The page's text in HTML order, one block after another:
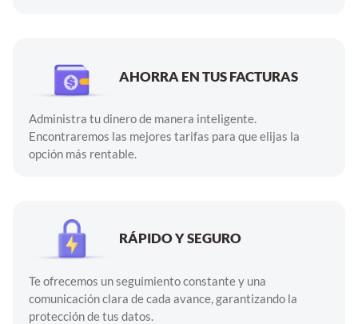
AHORRA EN TUS FACTURAS
Administra tu dinero de manera inteligente.
Encontraremos las mejores tarifas para que elijas la
opción más rentable.
RÁPIDO Y SEGURO
Te ofrecemos un seguimiento constante y una
comunicación clara de cada avance, garantizando la
protección de tus datos.